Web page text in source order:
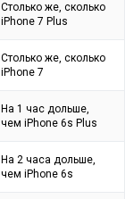
Столько же, сколько
iPhone 7 Plus
Столько же, сколько
iPhone 7
На 1 час дольше,
чем iPhone 6s Plus
На 2 часа дольше,
чем iPhone 6s